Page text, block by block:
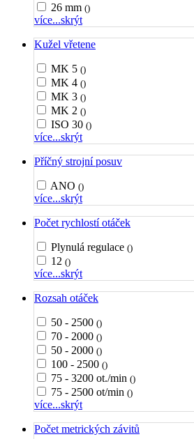
26 mm ()
více...skrýt
Kužel vřetene
MK 5 ()
MK 4 ()
MK 3 ()
MK 2 ()
ISO 30 ()
více...skrýt
Příčný strojní posuv
ANO ()
více...skrýt
Počet rychlostí otáček
Plynulá regulace ()
12 ()
více...skrýt
Rozsah otáček
50 - 2500 ()
70 - 2000 ()
50 - 2000 ()
100 - 2500 ()
75 - 3200 ot./min ()
75 - 2500 ot/min ()
více...skrýt
Počet metrických závitů